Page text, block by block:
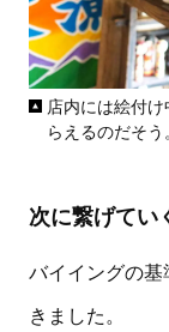
店内には絵付
らえるのだそう
次に繋げてい
バイイングの
きました。